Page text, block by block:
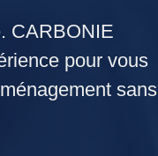
CARBONIE
pour vous
sans